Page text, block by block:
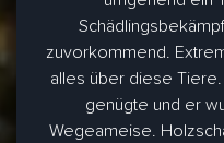
zuvorkommend.
alles über diese
genügte und er
Wegeameise.